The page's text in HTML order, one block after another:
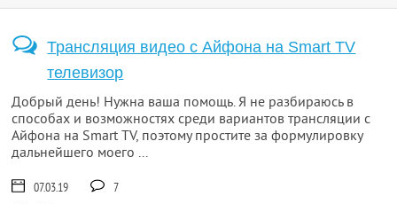
Трансляция видео с Айфона на Smart TV
телевизор
Добрый день! Нужна ваша помощь. Я не разбираюсь в
способах и возможностях среди вариантов трансляции с
Айфона на Smart TV, поэтому простите за формулировку
дальнейшего моего ...
07.03.19
7